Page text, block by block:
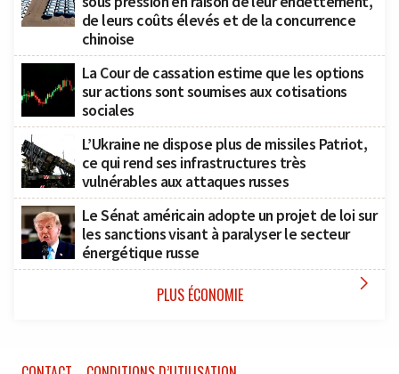
de leurs coûts élevés et de la concurrence
chinoise
La Cour de cassation estime que les options
sur actions sont soumises aux cotisations
sociales
L’Ukraine ne dispose plus de missiles Patriot,
ce qui rend ses infrastructures très
vulnérables aux attaques russes
Le Sénat américain adopte un projet de loi sur
les sanctions visant à paralyser le secteur
énergétique russe
PLUS ÉCONOMIE 